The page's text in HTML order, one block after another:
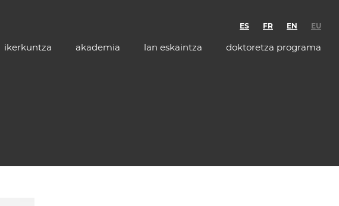
ES FR EN EU
ikerkuntza akademia lan eskaintza doktoretza programa